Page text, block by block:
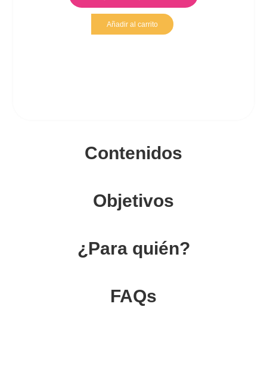
Añadir al carrito
Contenidos
Objetivos
¿Para quién?
FAQs